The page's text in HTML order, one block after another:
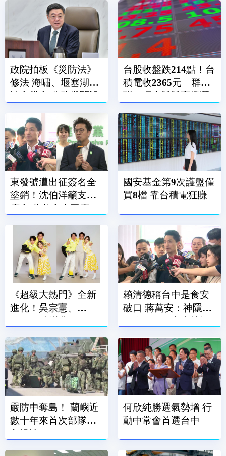
政院拍板《災防法》
修法 海嘯、堰塞湖列
法定災害 公務機關設
台股收盤跌214點！台
積電收2365元 群
聯、旺宏雙雙亮燈漲
東發號遭出征簽名全
塗銷！沈伯洋籲支持
國安基金第9次護盤僅
買8檔 靠台積電狂賺
《超級大熱門》全新
進化！吳宗憲、
Lulu、陳漢典鐵三角
賴清德稱台中是食安
破口 蔣萬安：神隱一
個多月、一出來就卸
嚴防中奪島！ 蘭嶼近
數十年來首次部隊登
島操演
何欣純勝選氣勢增 行
動中常會首選台中